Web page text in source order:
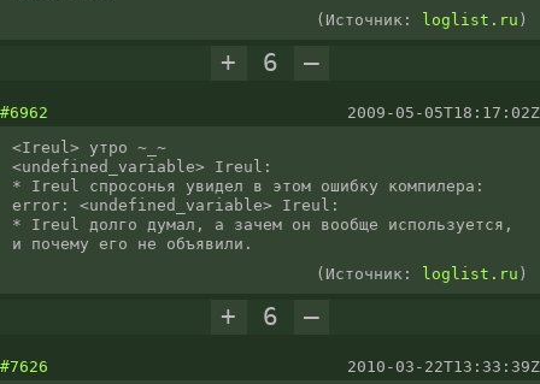
(Источник: loglist.ru )
+ 6 –
#6962
2009-05-05T18:17:02Z
<Ireul> утро ~_~
<undefined_variable> Ireul:
* Ireul спросонья увидел в этом ошибку компилера:
error: <undefined_variable> Ireul:
* Ireul долго думал, а зачем он вообще используется,
и почему его не объявили.
(Источник:
loglist.ru )
+ 6 –
#7626
2010-03-22T13:33:39Z